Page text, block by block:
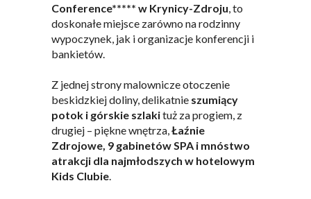
Conference***** w Krynicy-Zdroju, to
doskonałe miejsce zarówno na rodzinny
wypoczynek, jak i organizacje konferencji i
bankietów.
Z jednej strony malownicze otoczenie
beskidzkiej doliny, delikatnie szumiący
potok i górskie szlakituż za progiem, z
drugiej – piękne wnętrza,Łaźnie
Zdrojowe, 9 gabinetów SPA i mnóstwo
atrakcji dla najmłodszych w hotelowym
Kids Clubie.